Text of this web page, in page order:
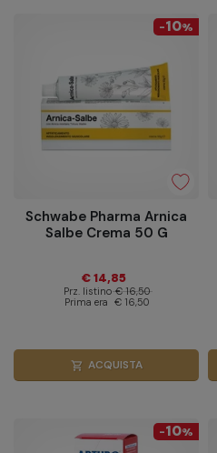
-10%
Schwabe Pharma Arnica
Salbe Crema 50 G
€ 14,85
Prz. listino € 16,50
Prima era € 16,50
shopping_cart ACQUISTA
-10%